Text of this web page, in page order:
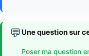
💬 Une question sur
Poser ma question